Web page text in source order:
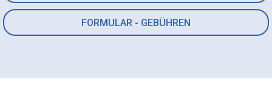
FORMULAR - GEBÜHREN